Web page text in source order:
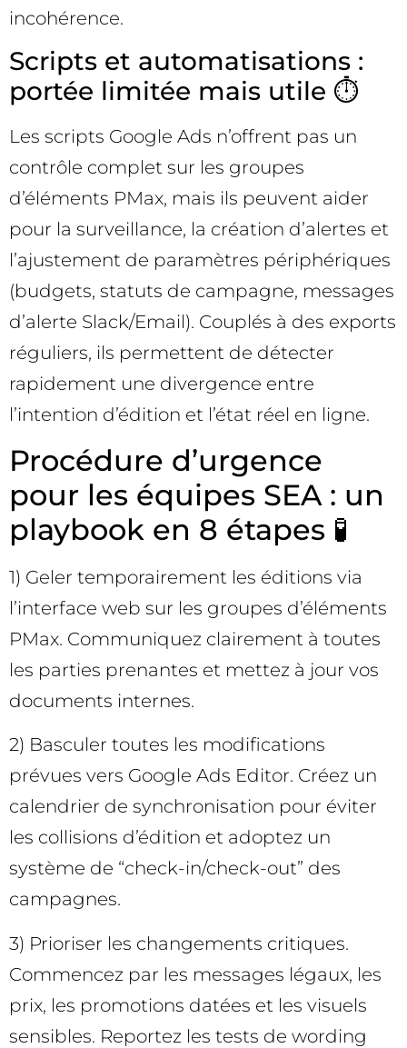
incohérence.
Scripts et automatisations :
portée limitée mais utile ⏱️
Les scripts Google Ads n’offrent pas un
contrôle complet sur les groupes
d’éléments PMax, mais ils peuvent aider
pour la surveillance, la création d’alertes et
l’ajustement de paramètres périphériques
(budgets, statuts de campagne, messages
d’alerte Slack/Email). Couplés à des exports
réguliers, ils permettent de détecter
rapidement une divergence entre
l’intention d’édition et l’état réel en ligne.
Procédure d’urgence
pour les équipes SEA : un
playbook en 8 étapes 🧪
1) Geler temporairement les éditions via
l’interface web sur les groupes d’éléments
PMax. Communiquez clairement à toutes
les parties prenantes et mettez à jour vos
documents internes.
2) Basculer toutes les modifications
prévues vers Google Ads Editor. Créez un
calendrier de synchronisation pour éviter
les collisions d’édition et adoptez un
système de “check-in/check-out” des
campagnes.
3) Prioriser les changements critiques.
Commencez par les messages légaux, les
prix, les promotions datées et les visuels
sensibles. Reportez les tests de wording